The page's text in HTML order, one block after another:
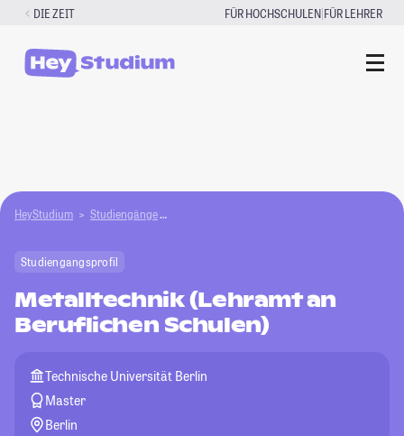
Zum
springen
DIE ZEIT FÜR HOCHSCHULEN|FÜR LEHRER
HeyStudium Studiengänge
Studiengangsprofil
Metalltechnik (Lehramt an
Beruflichen Schulen)
Technische Universität Berlin
Master
Berlin